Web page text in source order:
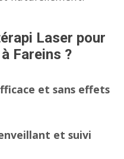
Laser pour
Fareins ?
et sans effets
et suivi